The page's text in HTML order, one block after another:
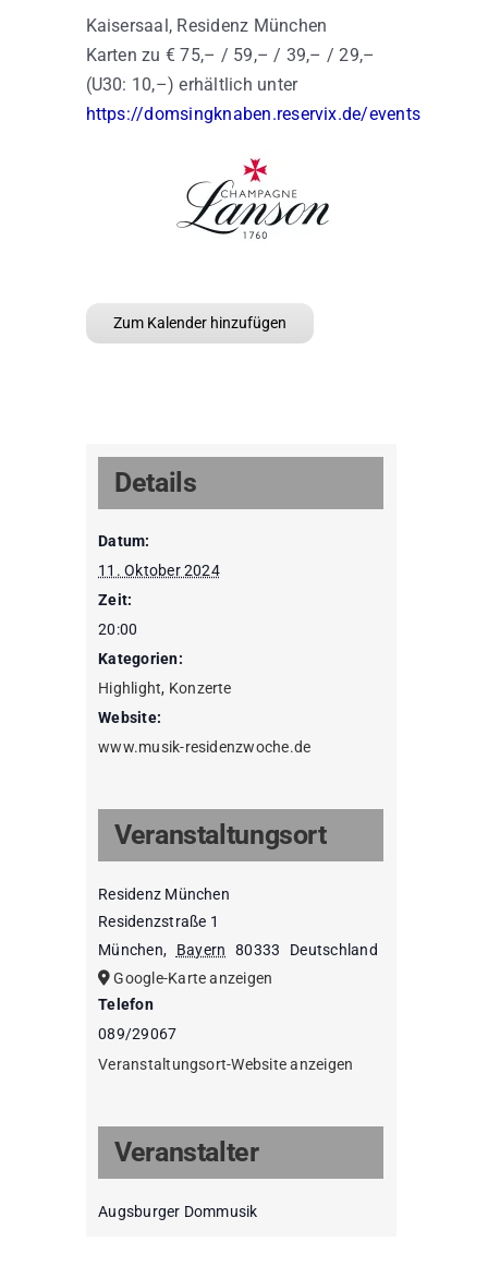
Kaisersaal, Residenz München
Karten zu € 75,– / 59,– / 39,– / 29,–
(U30: 10,–) erhältlich unter
https://domsingknaben.reservix.de/events
Zum Kalender hinzufügen
Details
Datum:
11. Oktober 2024
Zeit:
20:00
Kategorien:
Highlight, Konzerte
Website:
www.musik-residenzwoche.de
Veranstaltungsort
Residenz München
Residenzstraße 1
München, Bayern 80333
Deutschland
Google-Karte anzeigen
Telefon
089/29067
Veranstaltungsort-Website anzeigen
Veranstalter
Augsburger Dommusik